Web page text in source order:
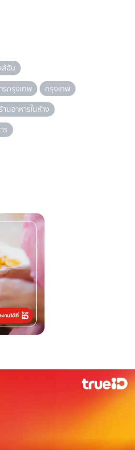
ล้ฉัน
รกรุงเทพ
กรุงเทพ
ร้านอาหารในห้าง
ร